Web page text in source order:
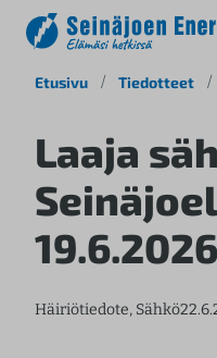
Etusivu / Tiedotteet /
Laaja
19.6.2026
Häiriötiedote, Sähkö